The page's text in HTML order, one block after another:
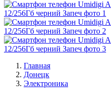
Главная
Донецк
Электроника